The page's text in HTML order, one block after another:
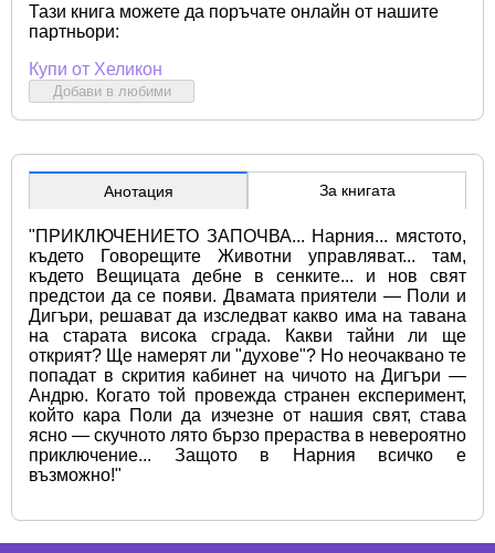
Тази книга можете да поръчате онлайн от нашите
партньори:
Купи от Хеликон
Добави в любими
Анотация За книгата
"ПРИКЛЮЧЕНИЕТО ЗАПОЧВА... Нарния... мястото,
където Говорещите Животни управляват... там,
където Вещицата дебне в сенките... и нов свят
предстои да се появи. Двамата приятели — Поли и
Дигъри, решават да изследват какво има на тавана
на старата висока сграда. Какви тайни ли ще
открият? Ще намерят ли "духове"? Но неочаквано те
попадат в скрития кабинет на чичото на Дигъри —
Андрю. Когато той провежда странен експеримент,
който кара Поли да изчезне от нашия свят, става
ясно — скучното лято бързо прераства в невероятно
приключение... Защото в Нарния всичко е
възможно!"